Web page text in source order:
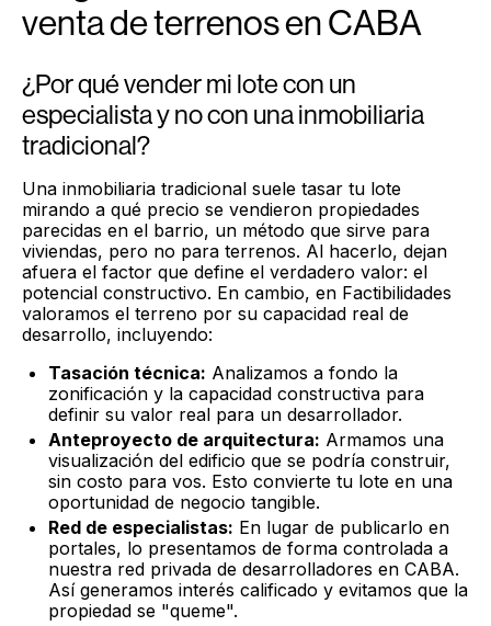
venta de terrenos en CABA
¿Por qué vender mi lote con un
especialista y no con una inmobiliaria
tradicional?
Una inmobiliaria tradicional suele tasar tu lote
mirando a qué precio se vendieron propiedades
parecidas en el barrio, un método que sirve para
viviendas, pero no para terrenos. Al hacerlo, dejan
afuera el factor que define el verdadero valor: el
potencial constructivo. En cambio, en Factibilidades
valoramos el terreno por su capacidad real de
desarrollo, incluyendo:
Tasación técnica: Analizamos a fondo la
zonificación y la capacidad constructiva para
definir su valor real para un desarrollador.
Anteproyecto de arquitectura: Armamos una
visualización del edificio que se podría construir,
sin costo para vos. Esto convierte tu lote en una
oportunidad de negocio tangible.
Red de especialistas: En lugar de publicarlo en
portales, lo presentamos de forma controlada a
nuestra red privada de desarrolladores en CABA.
Así generamos interés calificado y evitamos que la
propiedad se "queme".